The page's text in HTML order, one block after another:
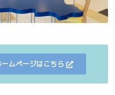
ムページはこちら